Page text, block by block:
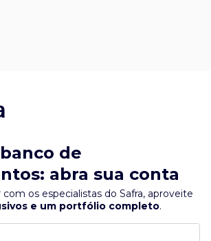
de
abra sua conta
os especialistas do Safra, aproveite
e um portfólio completo.